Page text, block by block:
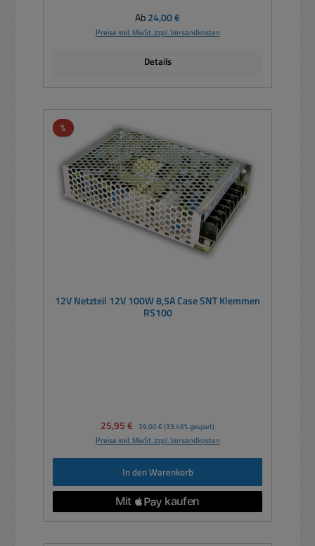
Regulärer Preis:
Ab24,00 €
Preise inkl. MwSt. zzgl. Versandkosten
Details
%Rabatt
12V Netzteil 12V 100W 8,5A Case SNT Klemmen
RS100
Verkaufspreis:
25,95 € Regulärer Preis:
39,00 € (33.46% gespart)
Preise inkl. MwSt. zzgl. Versandkosten
In den Warenkorb